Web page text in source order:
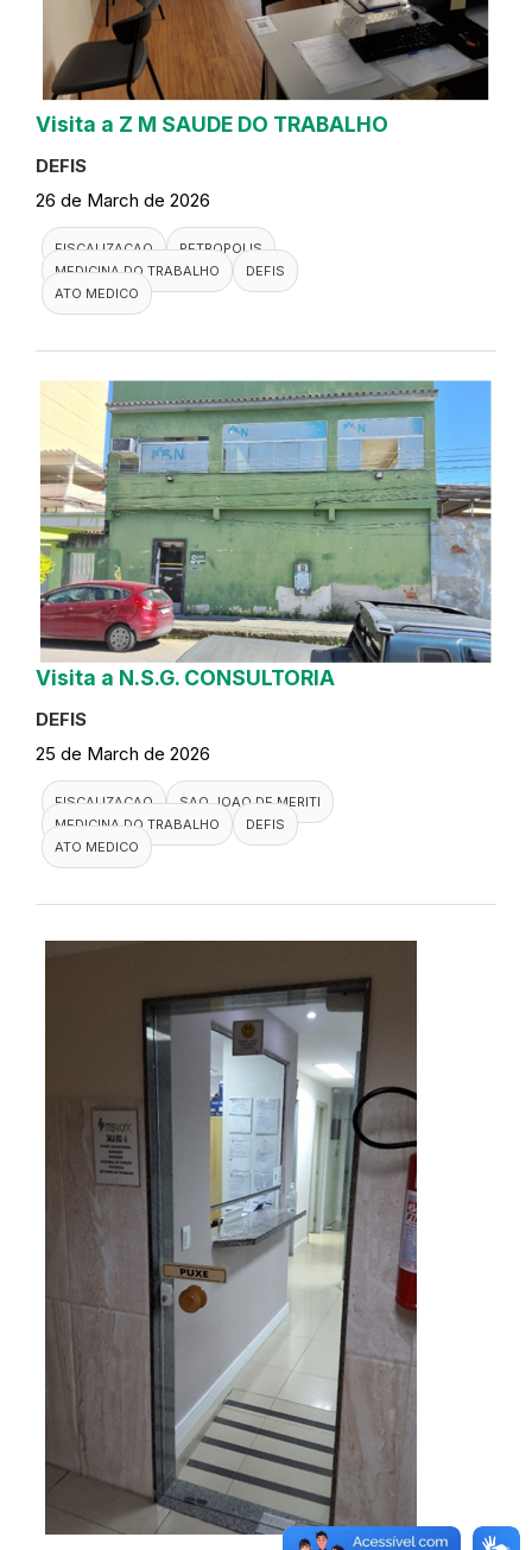
Visita a Z M SAUDE DO TRABALHO
DEFIS
26 de March de 2026
FISCALIZACAO
PETROPOLIS
MEDICINA DO TRABALHO
DEFIS
ATO MEDICO
Visita a N.S.G. CONSULTORIA
DEFIS
25 de March de 2026
FISCALIZACAO
SAO JOAO DE MERITI
MEDICINA DO TRABALHO
DEFIS
ATO MEDICO